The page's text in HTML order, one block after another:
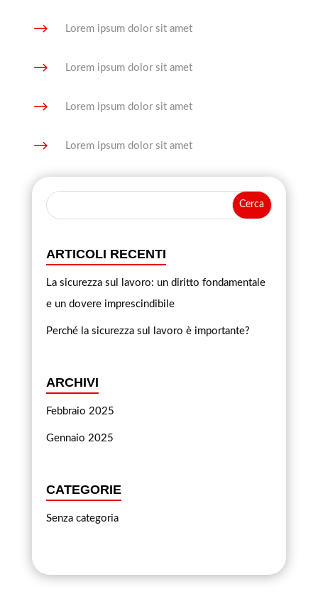
$ Lorem ipsum dolor sit amet
$ Lorem ipsum dolor sit amet
$ Lorem ipsum dolor sit amet
$ Lorem ipsum dolor sit amet
ARTICOLI RECENTI
La sicurezza sul lavoro: un diritto fondamentale
e un dovere imprescindibile
Perché la sicurezza sul lavoro è importante?
ARCHIVI
Febbraio 2025
Gennaio 2025
CATEGORIE
Senza categoria